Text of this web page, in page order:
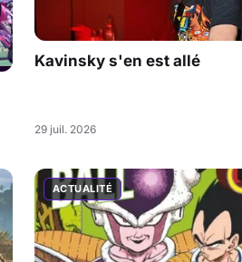
Kavinsky s'en est allé
29 juil. 2026
ACTUALITÉ